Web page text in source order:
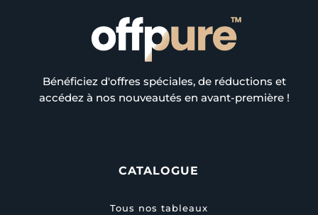
Bénéficiez d'offres spéciales, de réductions et
accédez à nos nouveautés en avant-première !
CATALOGUE
Tous nos tableaux